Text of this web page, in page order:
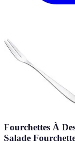
Fourchettes À
Salade